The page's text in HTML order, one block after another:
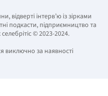
відверті інтерв’ю із зірками
подкасти, підприємництво та
селебрітіс © 2023-2024.
виключно за наявності